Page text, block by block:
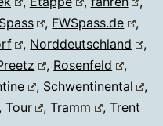
, FWSpass.de
,
, Norddeutschland
,
, Rosenfeld
,
, Schwentinental
,
Tour ,Tramm ,Trent